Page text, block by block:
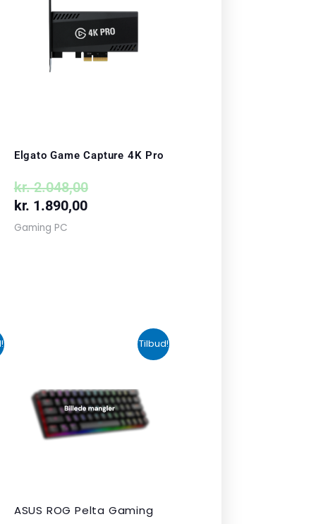
Elgato Game Capture 4K Pro
kr.2.048,00
kr. 2.048,00.
kr. 1.890,00
kr. 1.890,00.
Gaming PC
Tilbud!
ASUS ROG Pelta Gaming
oprindelige
var:
kr. 1.090,00.
Den
aktuelle